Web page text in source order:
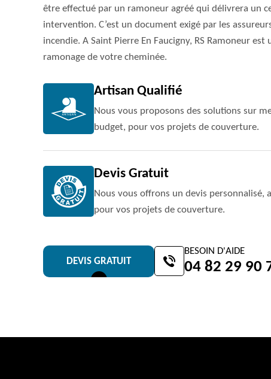
être effectué par un ramoneur agréé qui délivrera un
intervention. C’est un document exigé par les
incendie. A Saint Pierre En Faucigny, RS Ramoneur
ramonage de votre cheminée.
Artisan Qualifié
Nous vous proposons des solutions sur
budget, pour vos projets de couverture.
Devis Gratuit
Nous vous offrons un devis personnalisé,
pour vos projets de couverture.
DEVIS GRATUIT
BESOIN D'AIDE
04 82 29 90